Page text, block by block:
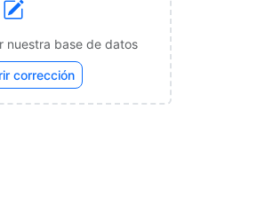
nuestra base de datos
corrección